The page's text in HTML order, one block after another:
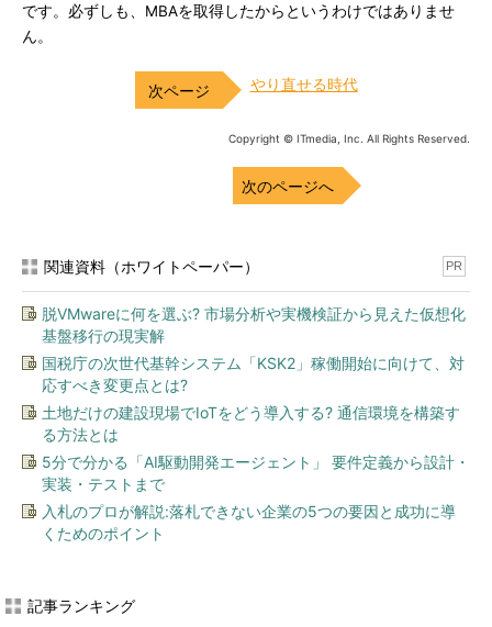
です。必ずしも、MBAを取得したからというわけではありませ
ん。
やり直せる時代
Copyright © ITmedia, Inc. All Rights Reserved.
次のページへ
関連資料（ホワイトペーパー） PR
脱VMwareに何を選ぶ? 市場分析や実機検証から見えた仮想化
基盤移行の現実解
国税庁の次世代基幹システム「KSK2」稼働開始に向けて、対
応すべき変更点とは?
土地だけの建設現場でIoTをどう導入する? 通信環境を構築す
る方法とは
5分で分かる「AI駆動開発エージェント」 要件定義から設計・
実装・テストまで
入札のプロが解説:落札できない企業の5つの要因と成功に導
くためのポイント
記事ランキング